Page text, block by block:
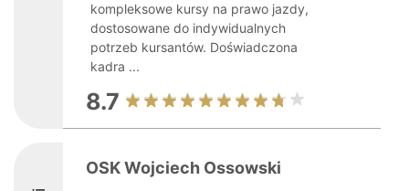
kompleksowe kursy na prawo jazdy,
dostosowane do indywidualnych
potrzeb kursantów. Doświadczona
kadra ...
8.7
OSK Wojciech Ossowski